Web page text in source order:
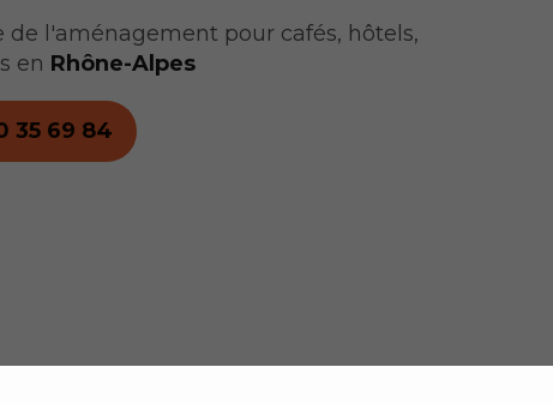
de l'aménagement pour cafés, hôtels,
en Rhône-Alpes
35 69 84